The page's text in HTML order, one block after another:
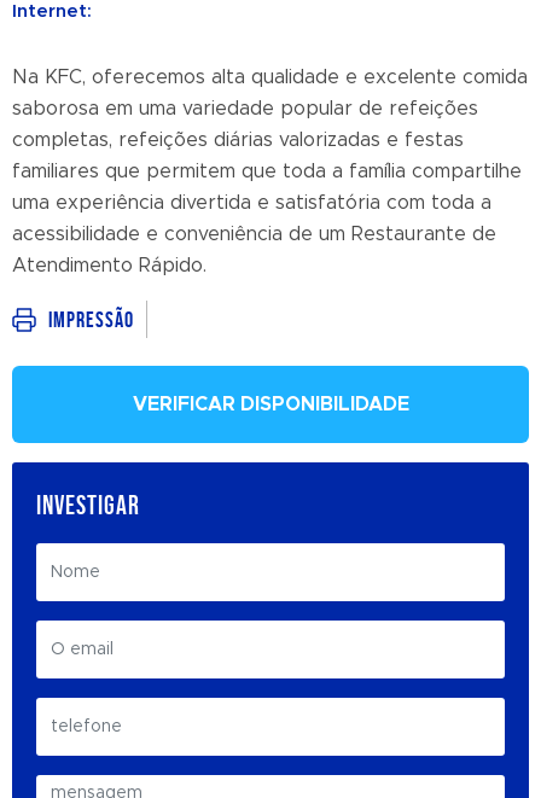
Internet:
Na KFC, oferecemos alta qualidade e excelente comida
saborosa em uma variedade popular de refeições
completas, refeições diárias valorizadas e festas
familiares que permitem que toda a família compartilhe
uma experiência divertida e satisfatória com toda a
acessibilidade e conveniência de um Restaurante de
Atendimento Rápido.
Impressão
VERIFICAR DISPONIBILIDADE
INVESTIGAR